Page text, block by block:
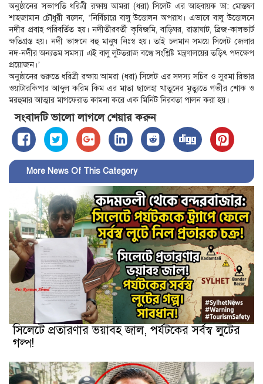
অনুষ্ঠানের সভাপতি ধরিত্রী রক্ষায় আমরা (ধরা) সিলেট এর আহবায়ক ডা: মোস্তফা
শাহজামান চৌধুরী বলেন, ‘নির্বিচারে বালু উত্তোলন অপরাধ। এভাবে বালু উত্তোলনে
নদীর প্রবাহ পরিবর্তিত হয়। নদীতীরবর্তী কৃষিজমি, বাড়িঘর, রাস্তাঘাট, ব্রিজ-কালভার্ট
ক্ষতিগ্রস্ত হয়। নদী ভাঙ্গনে বহু মানুষ নিঃস্ব হয়। তাই চলমান সময়ে সিলেট জেলার
নদ-নদীর অন্যতম সমস্যা এই বালু লুটতরাজ বন্ধে সংশ্লিষ্ট মন্ত্রণালয়ের তড়িৎ পদক্ষেপ
প্রয়োজন।’
অনুষ্ঠানের শুরুতে ধরিত্রী রক্ষায় আমরা (ধরা) সিলেট এর সদস্য সচিব ও সুরমা রিভার
ওয়াটারকিপার আব্দুল করিম কিম এর মাতা ছালেহা খাতুনের মৃত্যুতে গভীর শোক ও
মরহুমার আত্মার মাগফেরাত কামনা করে এক মিনিট নিরবতা পালন করা হয়।
সংবাদটি ভালো লাগলে শেয়ার করুন
More News Of This Category
সিলেটে প্রতারণার ভয়াবহ জাল, পর্যটকের সর্বস্ব লুটের
গল্প!